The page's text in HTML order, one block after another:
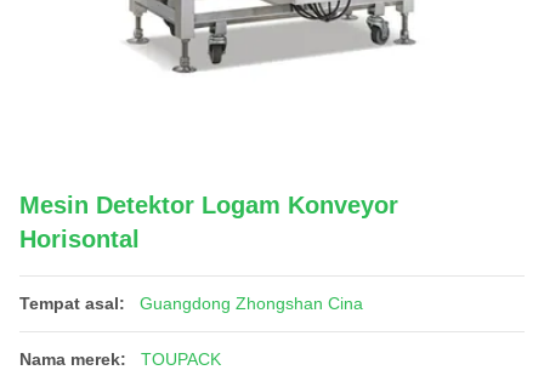
Mesin Detektor Logam Konveyor
Horisontal
Tempat asal: Guangdong Zhongshan Cina
Nama merek: TOUPACK